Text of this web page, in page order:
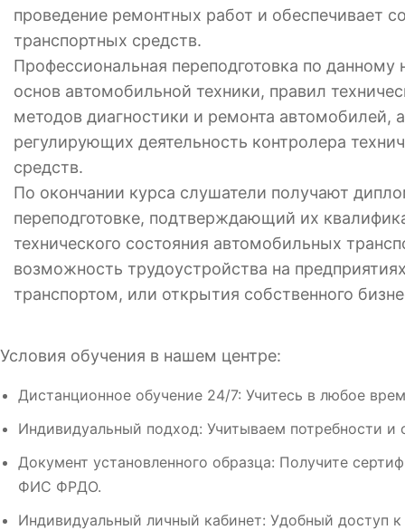
проведение ремонтных работ и обеспечивает
транспортных средств.
Профессиональная переподготовка по данному
основ автомобильной техники, правил
методов диагностики и ремонта автомобилей,
регулирующих деятельность контролера
средств.
По окончании курса слушатели получают
переподготовке, подтверждающий их
технического состояния автомобильных
возможность трудоустройства на
транспортом, или открытия собственного
Условия обучения в нашем центре:
Дистанционное обучение 24/7: Учитесь в любое
Индивидуальный подход: Учитываем потребности и
Документ установленного образца: Получите
ФИС ФРДО.
Индивидуальный личный кабинет: Удобный доступ